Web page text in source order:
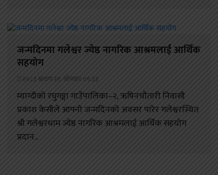
जन्मदिनमा गलेश्वर ज्येष्ठ नागरिक आश्रमलाई आर्थिक
सहयोग
२०८३ श्रावण ११, सोमबार ०९:३३
म्याग्दीको रघुगङ्गा गाउँपालिका–२, ऋषिनचौतारी निवासी
प्रकाश केसीले आफ्नो जन्मदिनको अवसर पारेर गलेश्वरस्थित
श्री गलेश्वरधाम ज्येष्ठ नागरिक आश्रमलाई आर्थिक सहयोग
प्रदान...